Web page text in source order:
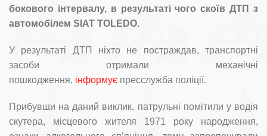
бокового інтервалу, в результаті чого скоїв ДТП з
автомобілем SIAT TOLEDO.
У результаті ДТП ніхто не постраждав, транспортні
засоби отримали механічні
пошкодження, інформує пресслужба поліції.
Прибувши на даний виклик, патрульні помітили у водія
скутера, місцевого жителя 1971 року народження,